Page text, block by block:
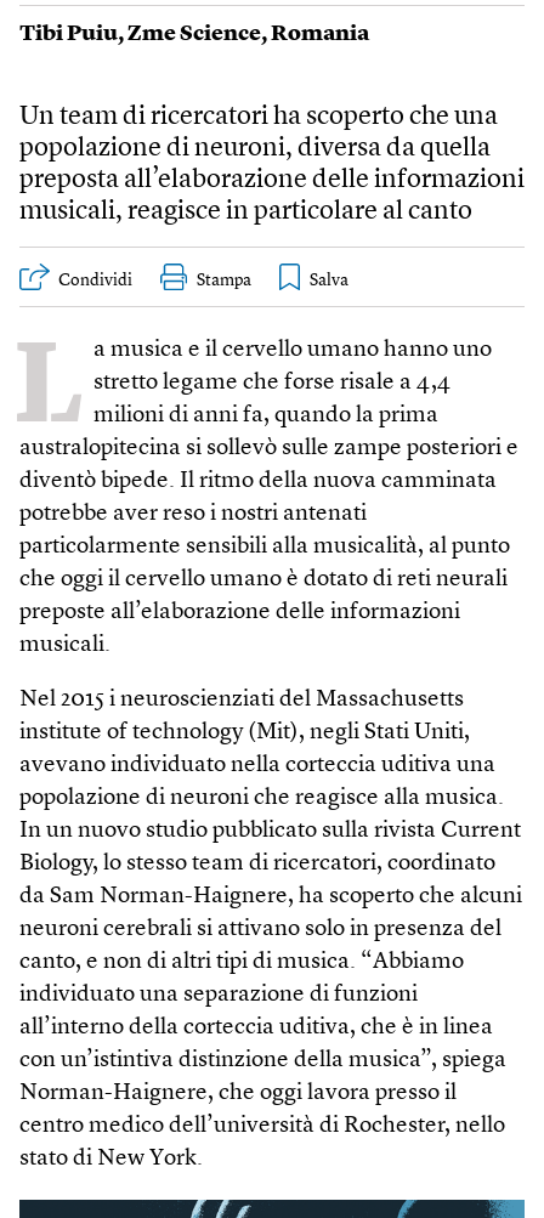
Tibi Puiu,Zme Science,Romania
Un team di ricercatori ha scoperto che una
popolazione di neuroni, diversa da quella
preposta all’elaborazione delle informazioni
musicali, reagisce in particolare al canto
Condividi Stampa
L a musica e il cervello umano hanno uno
stretto legame che forse risale a 4,4
milioni di anni fa, quando la prima
australopitecina si sollevò sulle zampe posteriori e
diventò bipede. Il ritmo della nuova camminata
potrebbe aver reso i nostri antenati
particolarmente sensibili alla musicalità, al punto
che oggi il cervello umano è dotato di reti neurali
preposte all’elaborazione delle informazioni
musicali.
Nel 2015 i neuroscienziati del Massachusetts
institute of technology (Mit), negli Stati Uniti,
avevano individuato nella corteccia uditiva una
popolazione di neuroni che reagisce alla musica.
In un nuovo studio pubblicato sulla rivista Current
Biology, lo stesso team di ricercatori, coordinato
da Sam Norman-Haignere, ha scoperto che alcuni
neuroni cerebrali si attivano solo in presenza del
canto, e non di altri tipi di musica. “Abbiamo
individuato una separazione di funzioni
all’interno della corteccia uditiva, che è in linea
con un’istintiva distinzione della musica”, spiega
Norman-Haignere, che oggi lavora presso il
centro medico dell’università di Rochester, nello
stato di New York.